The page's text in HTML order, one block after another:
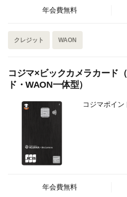
年会費無料
クレジット WAON
コジマ×ビックカメラカード
ド・WAON一体型）
コジマポイ
年会費無料